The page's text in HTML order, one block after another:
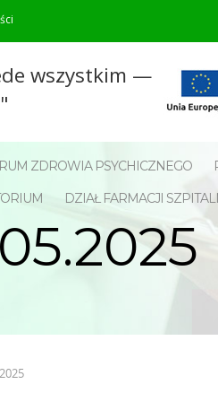
wszystkim —
ZDROWIA PSYCHICZNEGO
DZIAŁ FARMACJI